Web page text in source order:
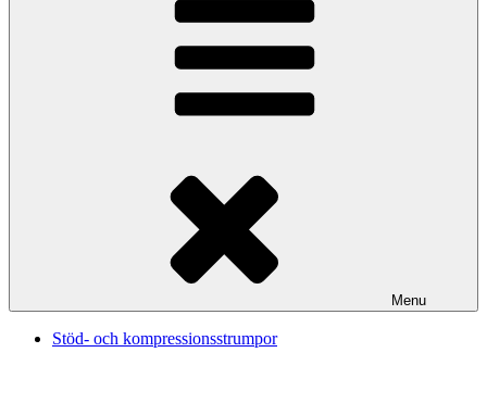
Menu
Stöd- och kompressionsstrumpor